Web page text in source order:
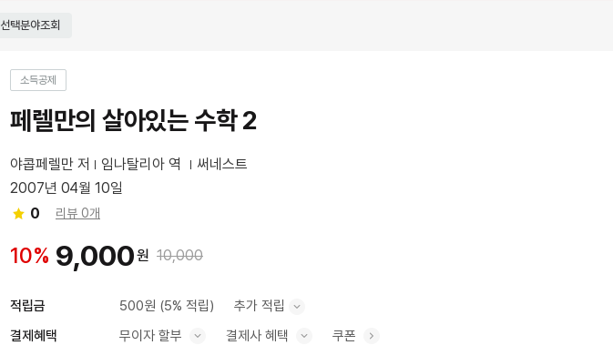
선택분야조회
소득공제
페렐만의 살아있는 수학 2
야콥페렐만 저 임나탈리아 역
써네스트
2007년 04월 10일
0
리뷰 0개
10% 9,000원 10,000
적립금 500원 (5% 적립) 추가 적립
결제혜택 무이자 할부 결제사 혜택 쿠폰